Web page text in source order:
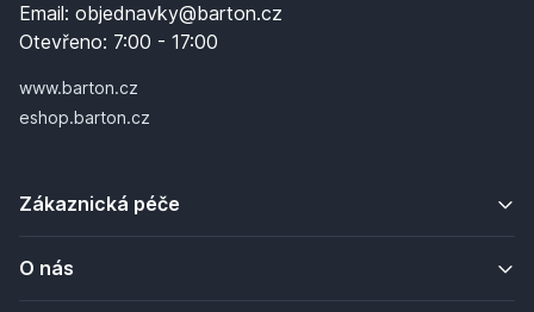
Email: objednavky@barton.cz
Otevřeno: 7:00 - 17:00
www.barton.cz
eshop.barton.cz
Zákaznická péče
O nás